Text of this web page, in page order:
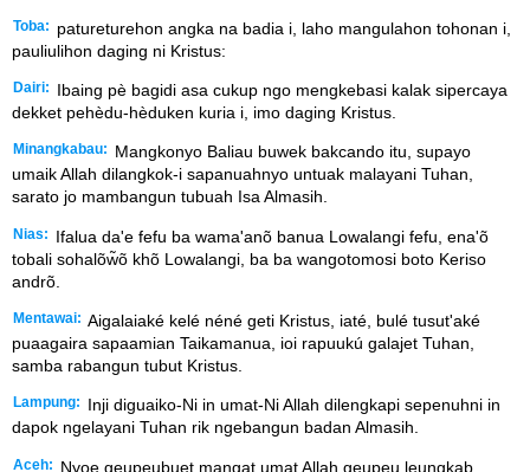
Toba:
patureturehon angka na badia i, laho mangulahon tohonan i,
pauliulihon daging ni Kristus:
Dairi:
Ibaing pè bagidi asa cukup ngo mengkebasi kalak sipercaya
dekket pehèdu-hèduken kuria i, imo daging Kristus.
Minangkabau:
Mangkonyo Baliau buwek bakcando itu, supayo
umaik Allah dilangkok-i sapanuahnyo untuak malayani Tuhan,
sarato jo mambangun tubuah Isa Almasih.
Nias:
Ifalua da'e fefu ba wama'anõ banua Lowalangi fefu, ena'õ
tobali sohalõw̃õ khõ Lowalangi, ba ba wangotomosi boto Keriso
andrõ.
Mentawai: Aigalaiaké kelé néné geti Kristus, iaté, bulé tusut'aké
puaagaira sapaamian Taikamanua, ioi rapuukú galajet Tuhan,
samba rabangun tubut Kristus.
Lampung:
Inji diguaiko-Ni in umat-Ni Allah dilengkapi sepenuhni in
dapok ngelayani Tuhan rik ngebangun badan Almasih.
Aceh: Nyoe geupeubuet mangat umat Allah geupeu leungkab